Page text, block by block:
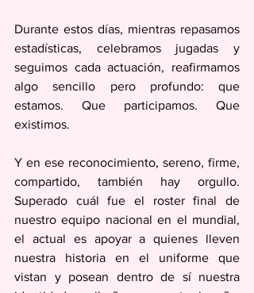
Durante estos días, mientras repasamos
estadísticas, celebramos jugadas y
seguimos cada actuación, reafirmamos
algo sencillo pero profundo: que
estamos. Que participamos. Que
existimos.
Y en ese reconocimiento, sereno, firme,
compartido, también hay orgullo.
Superado cuál fue el roster final de
nuestro equipo nacional en el mundial,
el actual es apoyar a quienes lleven
nuestra historia en el uniforme que
vistan y posean dentro de sí nuestra